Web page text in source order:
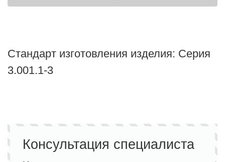
Стандарт изготовления изделия: Серия
3.001.1-3
Консультация специалиста